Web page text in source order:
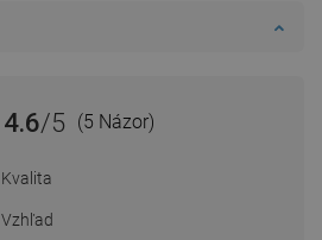
4.6/5 (5 Názor)
Kvalita
Vzhľad